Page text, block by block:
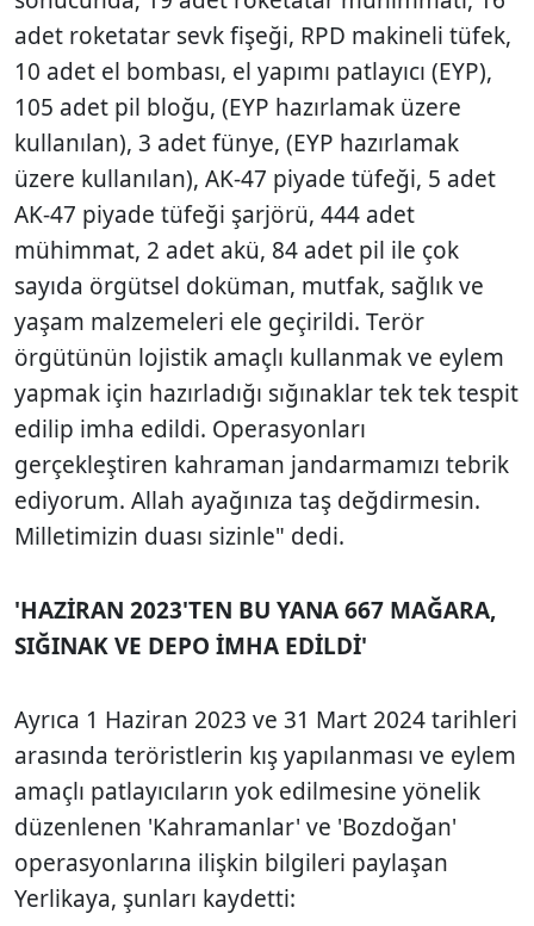
adet roketatar sevk fişeği, RPD makineli tüfek,
10 adet el bombası, el yapımı patlayıcı (EYP),
105 adet pil bloğu, (EYP hazırlamak üzere
kullanılan), 3 adet fünye, (EYP hazırlamak
üzere kullanılan), AK-47 piyade tüfeği, 5 adet
AK-47 piyade tüfeği şarjörü, 444 adet
mühimmat, 2 adet akü, 84 adet pil ile çok
sayıda örgütsel doküman, mutfak, sağlık ve
yaşam malzemeleri ele geçirildi. Terör
örgütünün lojistik amaçlı kullanmak ve eylem
yapmak için hazırladığı sığınaklar tek tek tespit
edilip imha edildi. Operasyonları
gerçekleştiren kahraman jandarmamızı tebrik
ediyorum. Allah ayağınıza taş değdirmesin.
Milletimizin duası sizinle" dedi.
'HAZİRAN 2023'TEN BU YANA 667 MAĞARA,
SIĞINAK VE DEPO İMHA EDİLDİ'
Ayrıca 1 Haziran 2023 ve 31 Mart 2024 tarihleri
arasında teröristlerin kış yapılanması ve eylem
amaçlı patlayıcıların yok edilmesine yönelik
düzenlenen 'Kahramanlar' ve 'Bozdoğan'
operasyonlarına ilişkin bilgileri paylaşan
Yerlikaya, şunları kaydetti: